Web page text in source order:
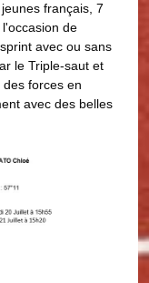
français, 7
de
avec ou sans
le Triple-saut et
forces en
avec des belles